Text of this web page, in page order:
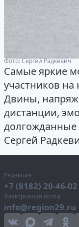
Фото: Сергей Радкевич
Самые яркие
участников
Двины,
дистанции,
Сергей
Редакция
+7 (8182) 20-46-02
Электронная почта
info@region29.ru